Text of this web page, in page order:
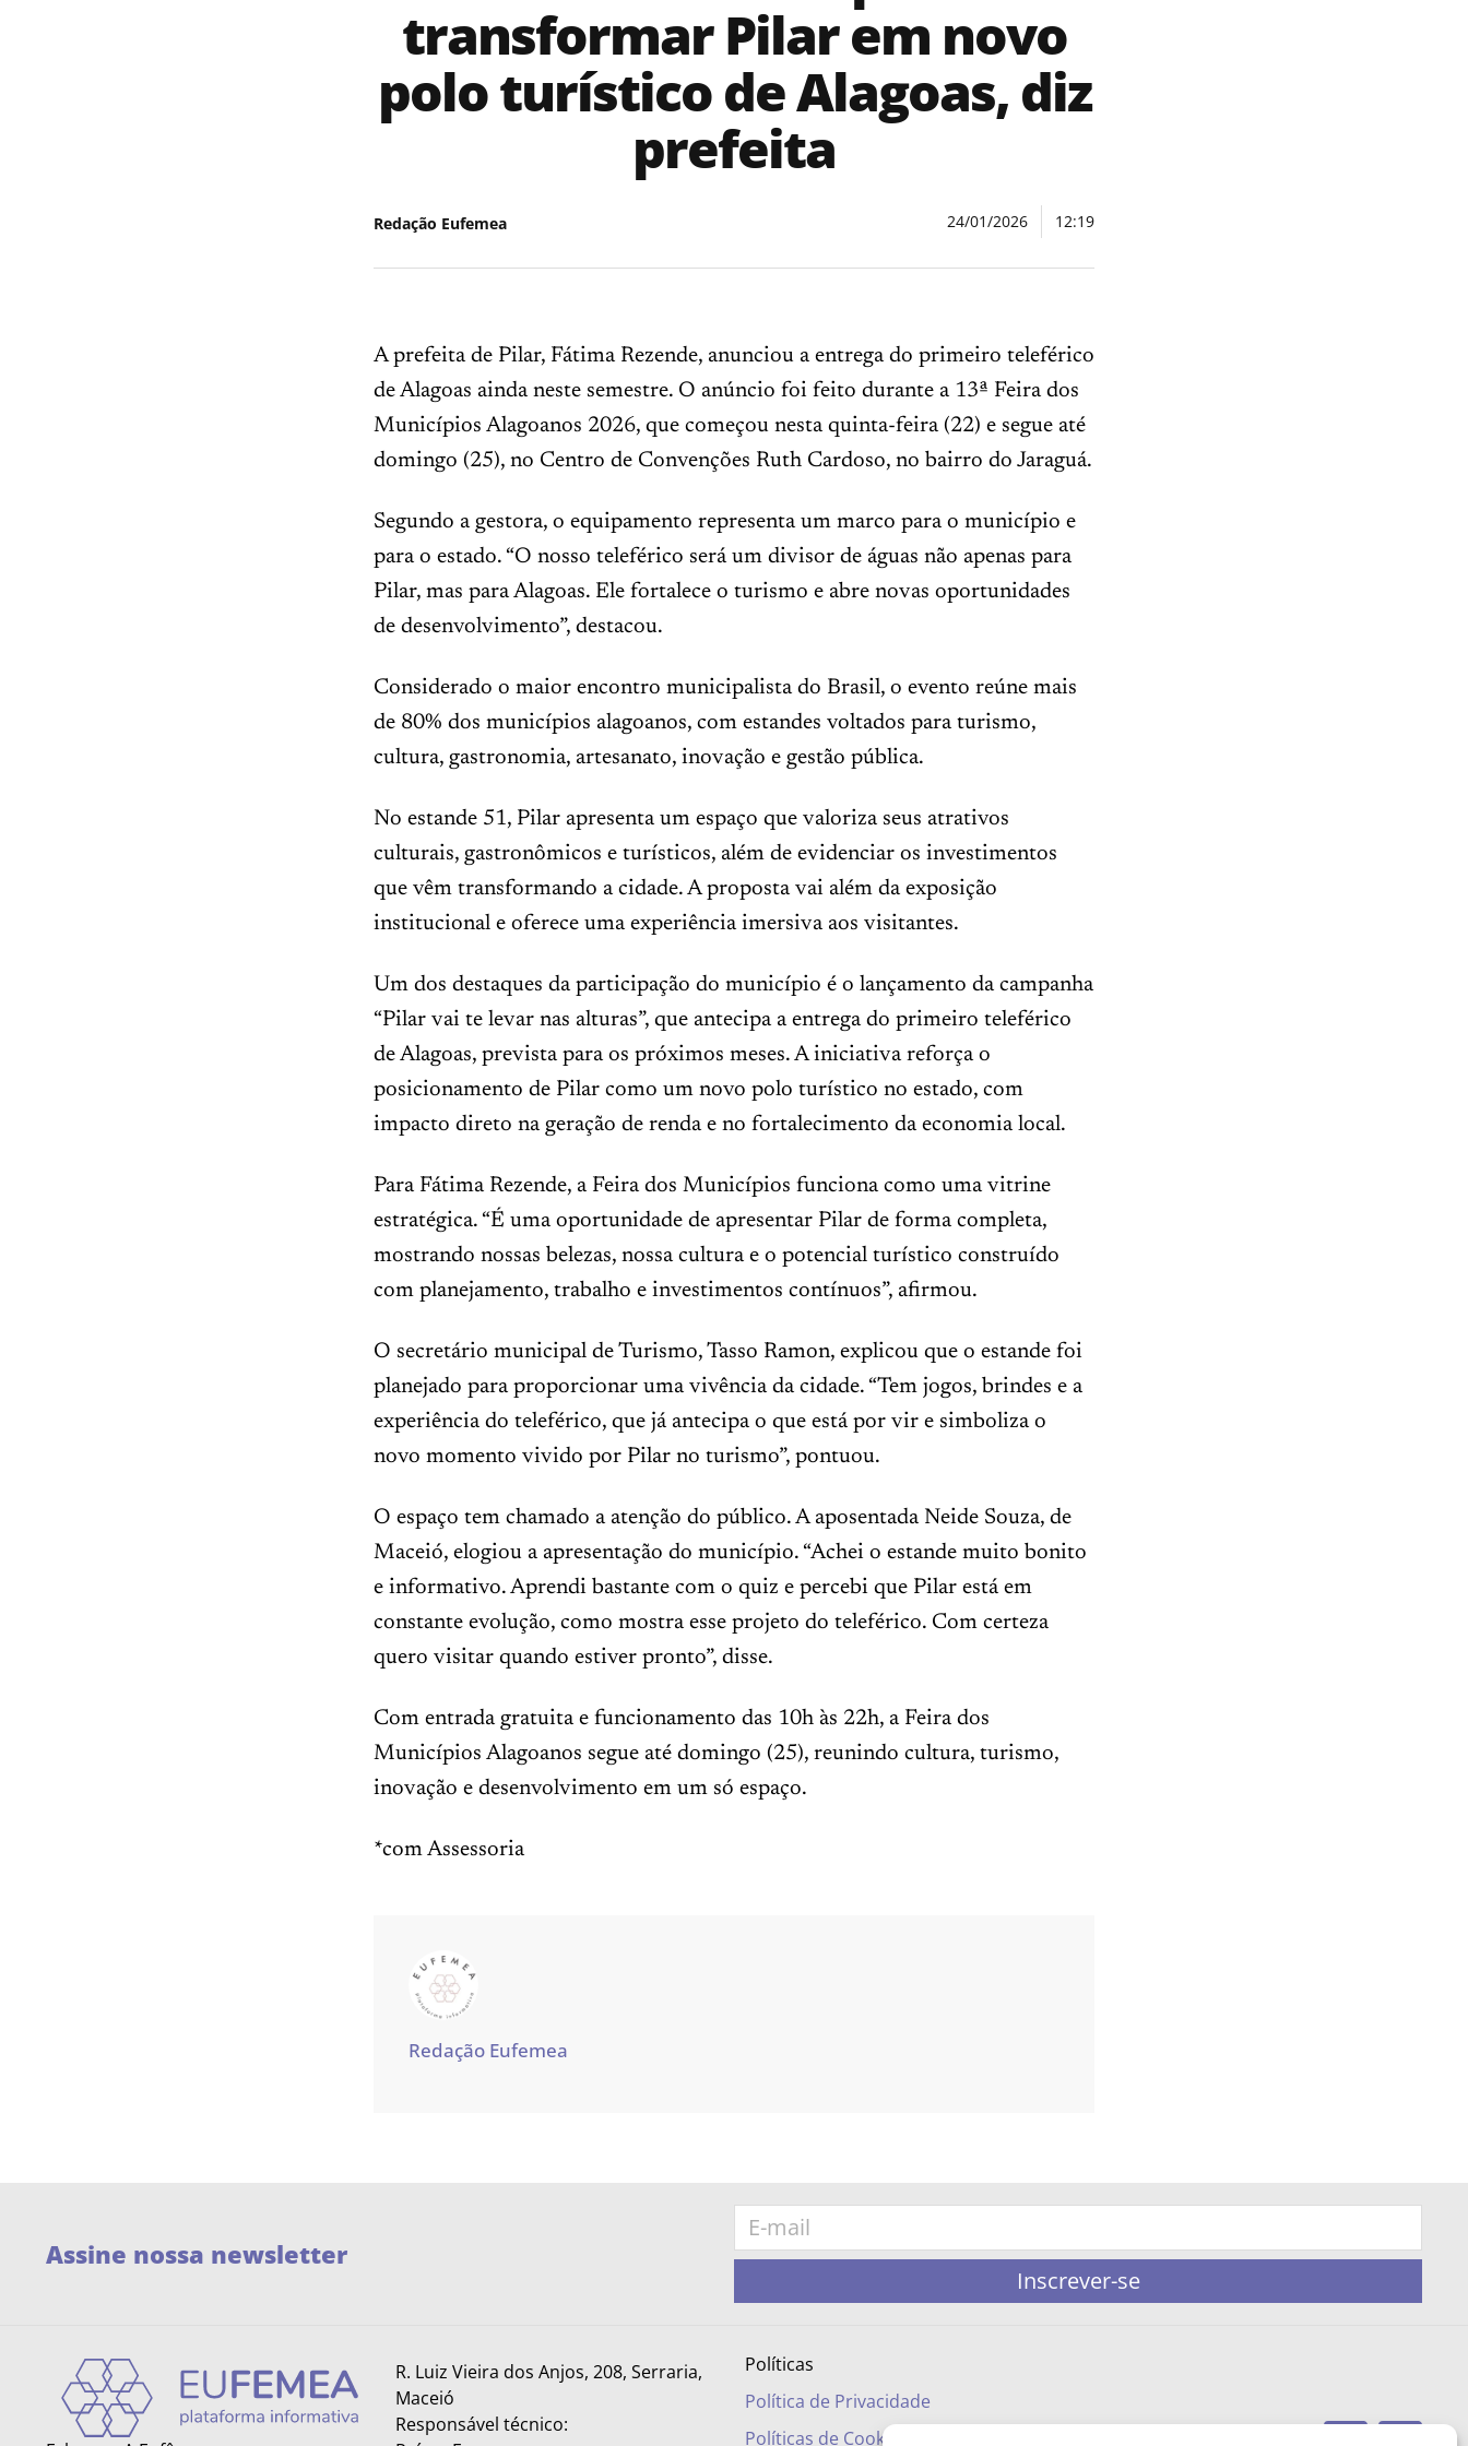
transformar Pilar em novo
polo turístico de Alagoas, diz
prefeita
Redação Eufemea 24/01/2026 12:19
A prefeita de Pilar, Fátima Rezende, anunciou a entrega do primeiro teleférico
de Alagoas ainda neste semestre. O anúncio foi feito durante a 13ª Feira dos
Municípios Alagoanos 2026, que começou nesta quinta-feira (22) e segue até
domingo (25), no Centro de Convenções Ruth Cardoso, no bairro do Jaraguá.
Segundo a gestora, o equipamento representa um marco para o município e
para o estado. “O nosso teleférico será um divisor de águas não apenas para
Pilar, mas para Alagoas. Ele fortalece o turismo e abre novas oportunidades
de desenvolvimento”, destacou.
Considerado o maior encontro municipalista do Brasil, o evento reúne mais
de 80% dos municípios alagoanos, com estandes voltados para turismo,
cultura, gastronomia, artesanato, inovação e gestão pública.
No estande 51, Pilar apresenta um espaço que valoriza seus atrativos
culturais, gastronômicos e turísticos, além de evidenciar os investimentos
que vêm transformando a cidade. A proposta vai além da exposição
institucional e oferece uma experiência imersiva aos visitantes.
Um dos destaques da participação do município é o lançamento da campanha
“Pilar vai te levar nas alturas”, que antecipa a entrega do primeiro teleférico
de Alagoas, prevista para os próximos meses. A iniciativa reforça o
posicionamento de Pilar como um novo polo turístico no estado, com
impacto direto na geração de renda e no fortalecimento da economia local.
Para Fátima Rezende, a Feira dos Municípios funciona como uma vitrine
estratégica. “É uma oportunidade de apresentar Pilar de forma completa,
mostrando nossas belezas, nossa cultura e o potencial turístico construído
com planejamento, trabalho e investimentos contínuos”, afirmou.
O secretário municipal de Turismo, Tasso Ramon, explicou que o estande foi
planejado para proporcionar uma vivência da cidade. “Tem jogos, brindes e a
experiência do teleférico, que já antecipa o que está por vir e simboliza o
novo momento vivido por Pilar no turismo”, pontuou.
O espaço tem chamado a atenção do público. A aposentada Neide Souza, de
Maceió, elogiou a apresentação do município. “Achei o estande muito bonito
e informativo. Aprendi bastante com o quiz e percebi que Pilar está em
constante evolução, como mostra esse projeto do teleférico. Com certeza
quero visitar quando estiver pronto”, disse.
Com entrada gratuita e funcionamento das 10h às 22h, a Feira dos
Municípios Alagoanos segue até domingo (25), reunindo cultura, turismo,
inovação e desenvolvimento em um só espaço.
*com Assessoria
Redação Eufemea
Assine nossa newsletter
Inscrever-se
R. Luiz Vieira dos Anjos, 208, Serraria,
Maceió
Responsável técnico:
Políticas
Política de Privacidade
Políticas de Cookies